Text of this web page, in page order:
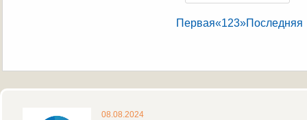
Первая«123»Последняя
08.08.2024